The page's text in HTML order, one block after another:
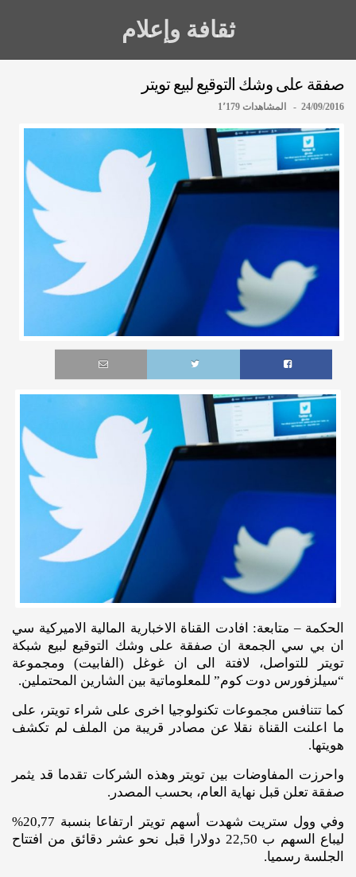
ثقافة وإعلام
صفقة على وشك التوقيع لبيع تويتر
24/09/2016 - المشاهدات 1٬179
الحكمة – متابعة: افادت القناة الاخبارية المالية الاميركية سي
ان بي سي الجمعة ان صفقة على وشك التوقيع لبيع شبكة
تويتر للتواصل، لافتة الى ان غوغل (الفابيت) ومجموعة
“سيلزفورس دوت كوم” للمعلوماتية بين الشارين المحتملين.
كما تتنافس مجموعات تكنولوجيا اخرى على شراء تويتر، على
ما اعلنت القناة نقلا عن مصادر قريبة من الملف لم تكشف
هويتها.
واحرزت المفاوضات بين تويتر وهذه الشركات تقدما قد يثمر
صفقة تعلن قبل نهاية العام، بحسب المصدر.
وفي وول ستريت شهدت أسهم تويتر ارتفاعا بنسبة 20,77%
ليباع السهم ب 22,50 دولارا قبل نحو عشر دقائق من افتتاح
الجلسة رسميا.